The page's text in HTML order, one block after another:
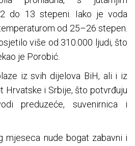
do 13 stepeni. Iako je voda
od 25–26 stepen.
više od 310.000 ljudi, što
je Porobić.
iz svih dijelova BiH, ali i iz
Hrvatske i Srbije, što potvrđuju
preduzeće, suvenirnica i
mjeseca nude bogat zabavni i